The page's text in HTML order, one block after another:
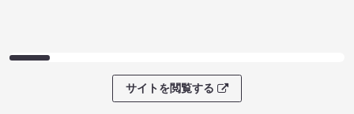
サイトを閲覧する